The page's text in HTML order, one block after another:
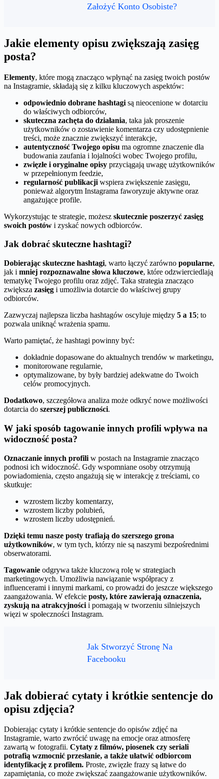
Założyć Konto Osobiste?
Jakie elementy opisu zwiększają zasięg
posta?
Elementy, które mogą znacząco wpłynąć na zasięg twoich postów
na Instagramie, składają się z kilku kluczowych aspektów:
odpowiednio dobrane hashtagi są nieocenione w dotarciu
do właściwych odbiorców,
skuteczna zachęta do działania, taka jak proszenie
użytkowników o zostawienie komentarza czy udostępnienie
treści, może znacznie zwiększyć interakcje,
autentyczność Twojego opisu ma ogromne znaczenie dla
budowania zaufania i lojalności wobec Twojego profilu,
zwięzłe i oryginalne opisy przyciągają uwagę użytkowników
w przepełnionym feedzie,
regularność publikacji wspiera zwiększenie zasięgu,
ponieważ algorytm Instagrama faworyzuje aktywne oraz
angażujące profile.
Wykorzystując te strategie, możesz skutecznie poszerzyć zasięg
swoich postów i zyskać nowych odbiorców.
Jak dobrać skuteczne hashtagi?
Dobierając skuteczne hashtagi, warto łączyć zarówno popularne,
jak i mniej rozpoznawalne słowa kluczowe, które odzwierciedlają
tematykę Twojego profilu oraz zdjęć. Taka strategia znacząco
zwiększa zasięg i umożliwia dotarcie do właściwej grupy
odbiorców.
Zazwyczaj najlepsza liczba hashtagów oscyluje między 5 a 15; to
pozwala uniknąć wrażenia spamu.
Warto pamiętać, że hashtagi powinny być:
dokładnie dopasowane do aktualnych trendów w marketingu,
monitorowane regularnie,
optymalizowane, by były bardziej adekwatne do Twoich
celów promocyjnych.
Dodatkowo, szczegółowa analiza może odkryć nowe możliwości
dotarcia do szerszej publiczności.
W jaki sposób tagowanie innych profili wpływa na
widoczność posta?
Oznaczanie innych profili w postach na Instagramie znacząco
podnosi ich widoczność. Gdy wspomniane osoby otrzymują
powiadomienia, często angażują się w interakcję z treściami, co
skutkuje:
wzrostem liczby komentarzy,
wzrostem liczby polubień,
wzrostem liczby udostępnień.
Dzięki temu nasze posty trafiają do szerszego grona
użytkowników, w tym tych, którzy nie są naszymi bezpośrednimi
obserwatorami.
Tagowanie odgrywa także kluczową rolę w strategiach
marketingowych. Umożliwia nawiązanie współpracy z
influencerami i innymi markami, co prowadzi do jeszcze większego
zaangażowania. W efekcie posty, które zawierają oznaczenia,
zyskują na atrakcyjności i pomagają w tworzeniu silniejszych
więzi w społeczności Instagram.
Jak Stworzyć Stronę Na
Facebooku
Jak dobierać cytaty i krótkie sentencje do
opisu zdjęcia?
Dobierając cytaty i krótkie sentencje do opisów zdjęć na
Instagramie, warto zwrócić uwagę na emocje oraz atmosferę
zawartą w fotografii. Cytaty z filmów, piosenek czy seriali
potrafią wzmocnić przesłanie, a także ułatwić odbiorcom
identyfikację z profilem. Proste, zwięzłe frazy są łatwe do
zapamiętania, co może zwiększać zaangażowanie użytkowników.